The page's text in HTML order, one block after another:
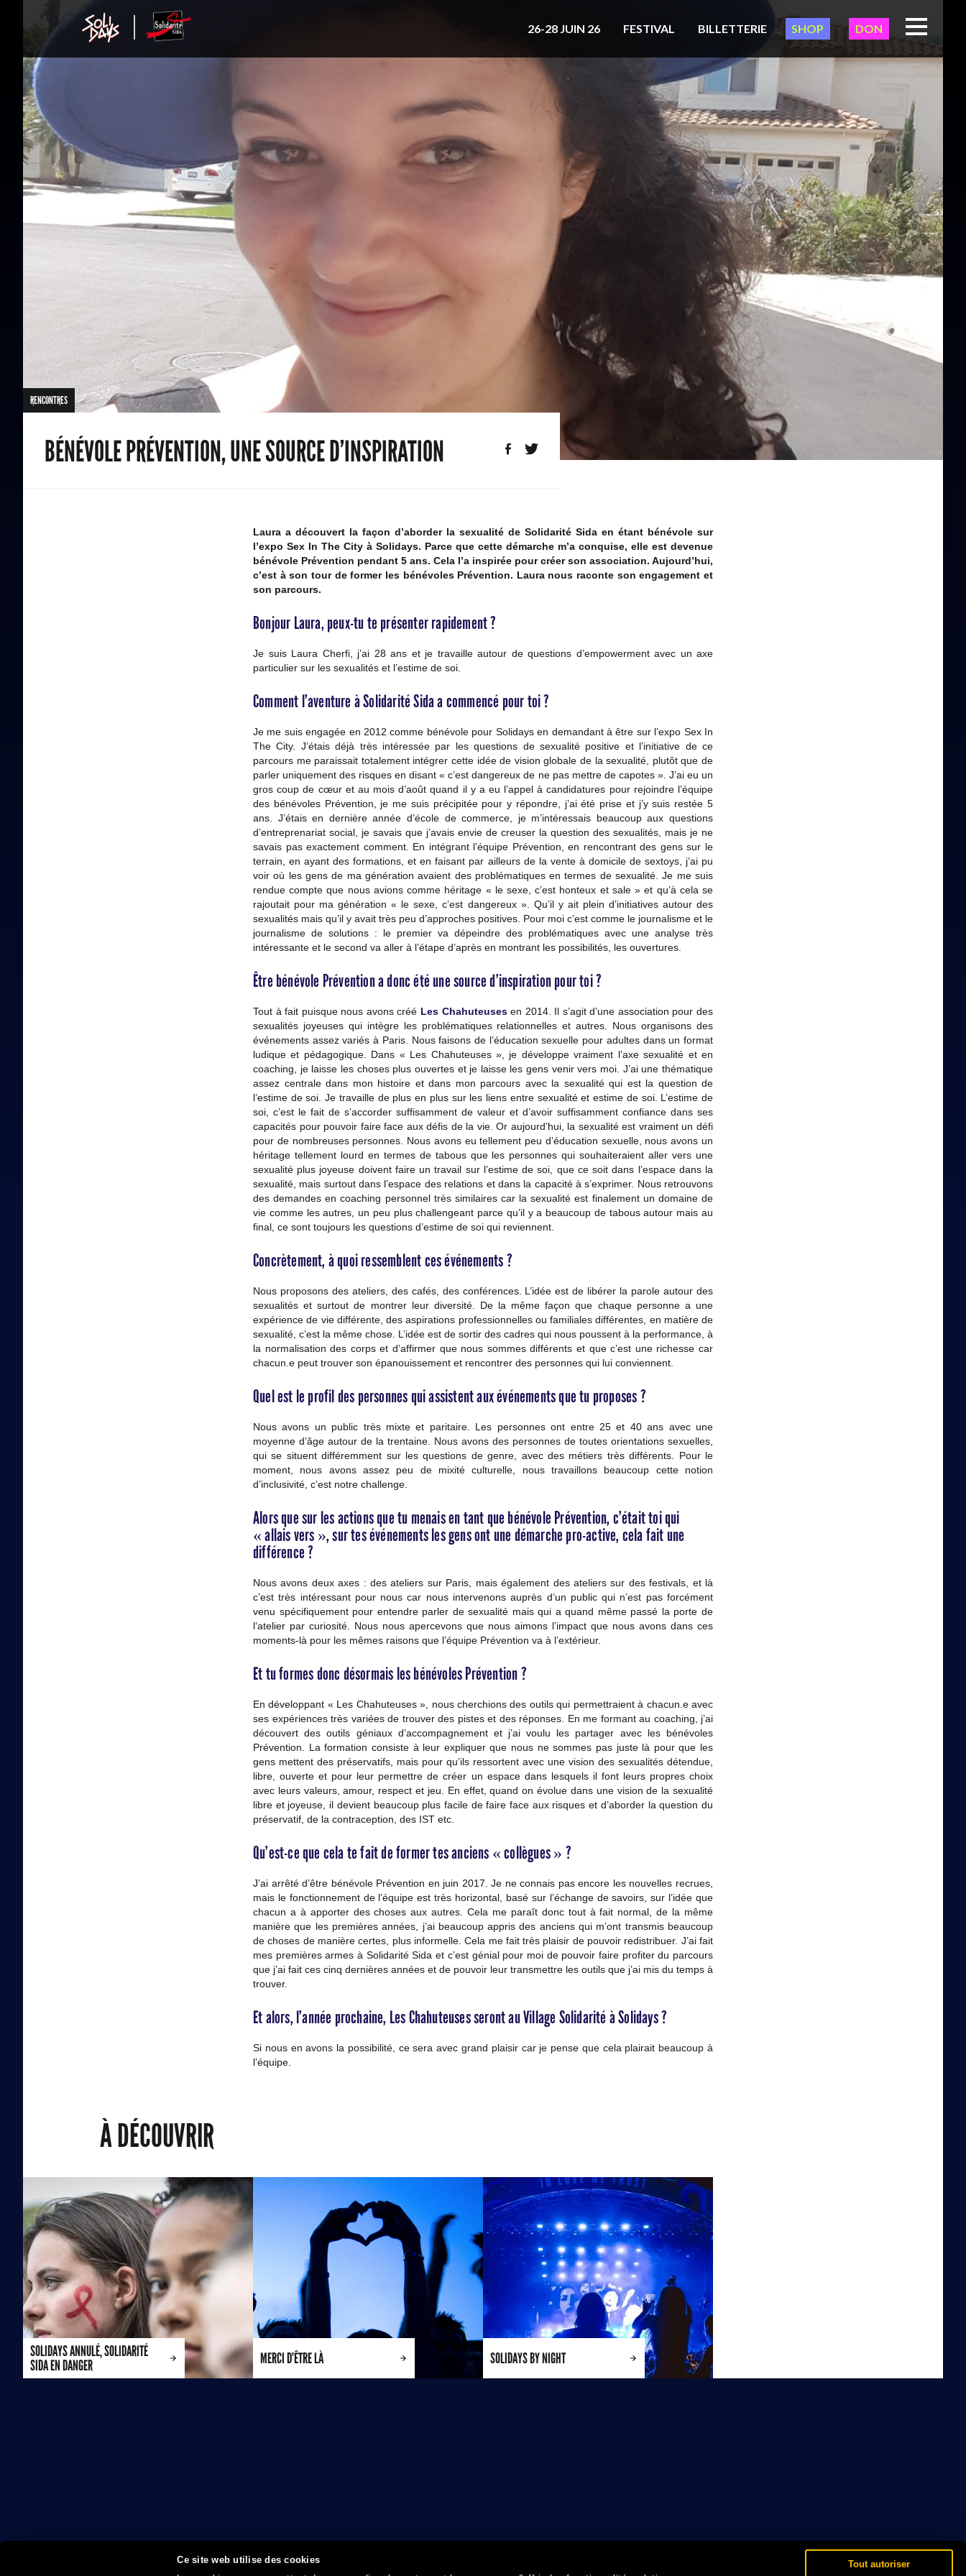
Ce site web utilise des cookies
Tout autoriser
26-28 JUIN 26 FESTIVAL BILLETTERIE SHOP DON
RENCONTRES
BÉNÉVOLE PRÉVENTION, UNE SOURCE D’INSPIRATION
Laura a découvert la façon d’aborder la sexualité de Solidarité Sida en étant bénévole sur
l’expo Sex In The City à Solidays. Parce que cette démarche m’a conquise, elle est devenue
bénévole Prévention pendant 5 ans. Cela l’a inspirée pour créer son association. Aujourd’hui,
c’est à son tour de former les bénévoles Prévention. Laura nous raconte son engagement et
son parcours.
Bonjour Laura, peux-tu te présenter rapidement ?
Je suis Laura Cherfi, j’ai 28 ans et je travaille autour de questions d’empowerment avec un axe
particulier sur les sexualités et l’estime de soi.
Comment l’aventure à Solidarité Sida a commencé pour toi ?
Je me suis engagée en 2012 comme bénévole pour Solidays en demandant à être sur l’expo Sex In
The City. J’étais déjà très intéressée par les questions de sexualité positive et l’initiative de ce
parcours me paraissait totalement intégrer cette idée de vision globale de la sexualité, plutôt que de
parler uniquement des risques en disant « c’est dangereux de ne pas mettre de capotes ». J’ai eu un
gros coup de cœur et au mois d’août quand il y a eu l’appel à candidatures pour rejoindre l’équipe
des bénévoles Prévention, je me suis précipitée pour y répondre, j’ai été prise et j’y suis restée 5
ans. J’étais en dernière année d’école de commerce, je m’intéressais beaucoup aux questions
d’entreprenariat social, je savais que j’avais envie de creuser la question des sexualités, mais je ne
savais pas exactement comment. En intégrant l’équipe Prévention, en rencontrant des gens sur le
terrain, en ayant des formations, et en faisant par ailleurs de la vente à domicile de sextoys, j’ai pu
voir où les gens de ma génération avaient des problématiques en termes de sexualité. Je me suis
rendue compte que nous avions comme héritage « le sexe, c’est honteux et sale » et qu’à cela se
rajoutait pour ma génération « le sexe, c’est dangereux ». Qu’il y ait plein d’initiatives autour des
sexualités mais qu’il y avait très peu d’approches positives. Pour moi c’est comme le journalisme et le
journalisme de solutions : le premier va dépeindre des problématiques avec une analyse très
intéressante et le second va aller à l’étape d’après en montrant les possibilités, les ouvertures.
Être bénévole Prévention a donc été une source d’inspiration pour toi ?
Tout à fait puisque nous avons créé Les Chahuteusesen 2014. Il s’agit d’une association pour des
sexualités joyeuses qui intègre les problématiques relationnelles et autres. Nous organisons des
événements assez variés à Paris. Nous faisons de l’éducation sexuelle pour adultes dans un format
ludique et pédagogique. Dans « Les Chahuteuses », je développe vraiment l’axe sexualité et en
coaching, je laisse les choses plus ouvertes et je laisse les gens venir vers moi. J’ai une thématique
assez centrale dans mon histoire et dans mon parcours avec la sexualité qui est la question de
l’estime de soi. Je travaille de plus en plus sur les liens entre sexualité et estime de soi. L’estime de
soi, c’est le fait de s’accorder suffisamment de valeur et d’avoir suffisamment confiance dans ses
capacités pour pouvoir faire face aux défis de la vie. Or aujourd’hui, la sexualité est vraiment un défi
pour de nombreuses personnes. Nous avons eu tellement peu d’éducation sexuelle, nous avons un
héritage tellement lourd en termes de tabous que les personnes qui souhaiteraient aller vers une
sexualité plus joyeuse doivent faire un travail sur l’estime de soi, que ce soit dans l’espace dans la
sexualité, mais surtout dans l’espace des relations et dans la capacité à s’exprimer. Nous retrouvons
des demandes en coaching personnel très similaires car la sexualité est finalement un domaine de
vie comme les autres, un peu plus challengeant parce qu’il y a beaucoup de tabous autour mais au
final, ce sont toujours les questions d’estime de soi qui reviennent.
Concrètement, à quoi ressemblent ces événements ?
Nous proposons des ateliers, des cafés, des conférences. L’idée est de libérer la parole autour des
sexualités et surtout de montrer leur diversité. De la même façon que chaque personne a une
expérience de vie différente, des aspirations professionnelles ou familiales différentes, en matière de
sexualité, c’est la même chose. L’idée est de sortir des cadres qui nous poussent à la performance, à
la normalisation des corps et d’affirmer que nous sommes différents et que c’est une richesse car
chacun.e peut trouver son épanouissement et rencontrer des personnes qui lui conviennent.
Quel est le profil des personnes qui assistent aux événements que tu proposes ?
Nous avons un public très mixte et paritaire. Les personnes ont entre 25 et 40 ans avec une
moyenne d’âge autour de la trentaine. Nous avons des personnes de toutes orientations sexuelles,
qui se situent différemment sur les questions de genre, avec des métiers très différents. Pour le
moment, nous avons assez peu de mixité culturelle, nous travaillons beaucoup cette notion
d’inclusivité, c’est notre challenge.
Alors que sur les actions que tu menais en tant que bénévole Prévention, c’était toi qui
« allais vers », sur tes événements les gens ont une démarche pro-active, cela fait une
différence ?
Nous avons deux axes : des ateliers sur Paris, mais également des ateliers sur des festivals, et là
c’est très intéressant pour nous car nous intervenons auprès d’un public qui n’est pas forcément
venu spécifiquement pour entendre parler de sexualité mais qui a quand même passé la porte de
l’atelier par curiosité. Nous nous apercevons que nous aimons l’impact que nous avons dans ces
moments-là pour les mêmes raisons que l’équipe Prévention va à l’extérieur.
Et tu formes donc désormais les bénévoles Prévention ?
En développant « Les Chahuteuses », nous cherchions des outils qui permettraient à chacun.e avec
ses expériences très variées de trouver des pistes et des réponses. En me formant au coaching, j’ai
découvert des outils géniaux d’accompagnement et j’ai voulu les partager avec les bénévoles
Prévention. La formation consiste à leur expliquer que nous ne sommes pas juste là pour que les
gens mettent des préservatifs, mais pour qu’ils ressortent avec une vision des sexualités détendue,
libre, ouverte et pour leur permettre de créer un espace dans lesquels il font leurs propres choix
avec leurs valeurs, amour, respect et jeu. En effet, quand on évolue dans une vision de la sexualité
libre et joyeuse, il devient beaucoup plus facile de faire face aux risques et d’aborder la question du
préservatif, de la contraception, des IST etc.
Qu’est-ce que cela te fait de former tes anciens « collègues » ?
J’ai arrêté d’être bénévole Prévention en juin 2017. Je ne connais pas encore les nouvelles recrues,
mais le fonctionnement de l’équipe est très horizontal, basé sur l’échange de savoirs, sur l’idée que
chacun a à apporter des choses aux autres. Cela me paraît donc tout à fait normal, de la même
manière que les premières années, j’ai beaucoup appris des anciens qui m’ont transmis beaucoup
de choses de manière certes, plus informelle. Cela me fait très plaisir de pouvoir redistribuer. J’ai fait
mes premières armes à Solidarité Sida et c’est génial pour moi de pouvoir faire profiter du parcours
que j’ai fait ces cinq dernières années et de pouvoir leur transmettre les outils que j’ai mis du temps à
trouver.
Et alors, l’année prochaine, Les Chahuteuses seront au Village Solidarité à Solidays ?
Si nous en avons la possibilité, ce sera avec grand plaisir car je pense que cela plairait beaucoup à
l’équipe.
À DÉCOUVRIR
SOLIDAYS ANNULÉ, SOLIDARITÉ
SIDA EN DANGER
MERCI D’ÊTRE LÀ SOLIDAYS BY NIGHT